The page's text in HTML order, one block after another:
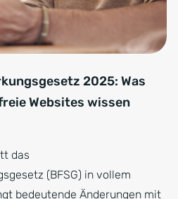
2025: Was
Websites wissen
das
(BFSG) in vollem
bedeutende Änderungen mit